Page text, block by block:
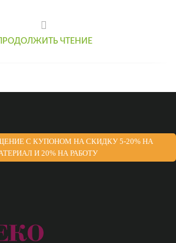
ЧТЕНИЕ
С КУПОНОМ НА СКИДКУ 5-20% НА
И 20% НА РАБОТУ